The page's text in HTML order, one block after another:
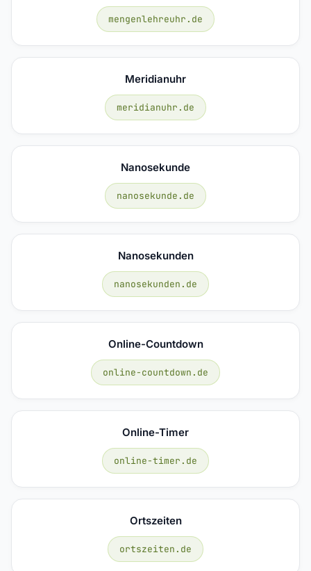
mengenlehreuhr.de
Meridianuhr
meridianuhr.de
Nanosekunde
nanosekunde.de
Nanosekunden
nanosekunden.de
Online-Countdown
online-countdown.de
Online-Timer
online-timer.de
Ortszeiten
ortszeiten.de